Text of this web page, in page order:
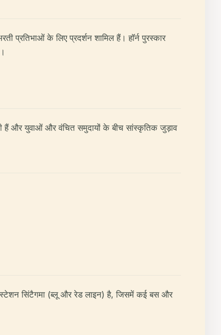
प्रतिभाओं के लिए प्रदर्शन शामिल हैं। हॉर्न पुरस्कार
हैं और युवाओं और वंचित समुदायों के बीच सांस्कृतिक जुड़ाव
स्टेशन सिंटैगमा (ब्लू और रेड लाइन) है, जिसमें कई बस और